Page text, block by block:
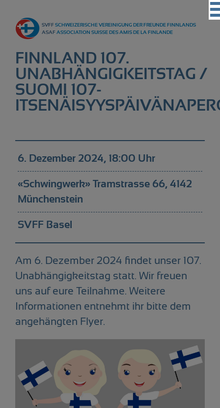
FINNLAND 107.
UNABHÄNGIGKEITSTAG /
SUOMI 107-
SVFFSCHWEIZERISCHE VEREINIGUNG DER FREUNDE FINNLANDS
ASAFASSOCIATION SUISSE DES AMIS DE LA FINLANDE
Regionalgruppen
Events
Kultur
Partner
Magazin
6. Dezember 2024, 18:00 Uhr
«Schwingwerk» Tramstrasse 66, 4142
Münchenstein
SVFF Basel
Am 6. Dezember 2024 findet unser 107.
Unabhängigkeitstag statt. Wir freuen
uns auf eure Teilnahme. Weitere
Informationen entnehmt ihr bitte dem
angehängten Flyer.